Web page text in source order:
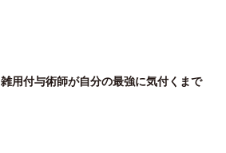
雑用付与術師が自分の最強に気付くまで